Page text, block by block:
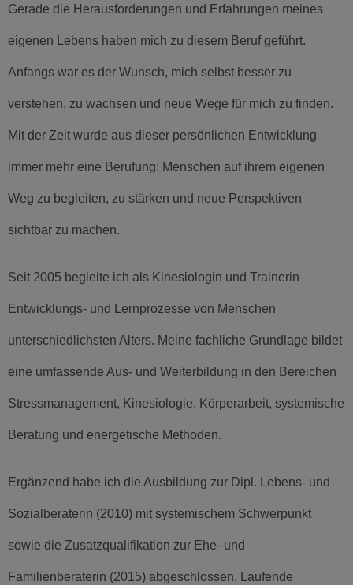
Gerade die Herausforderungen und Erfahrungen meines
eigenen Lebens haben mich zu diesem Beruf geführt.
Anfangs war es der Wunsch, mich selbst besser zu
verstehen, zu wachsen und neue Wege für mich zu finden.
Mit der Zeit wurde aus dieser persönlichen Entwicklung
immer mehr eine Berufung: Menschen auf ihrem eigenen
Weg zu begleiten, zu stärken und neue Perspektiven
sichtbar zu machen.
Seit 2005 begleite ich als Kinesiologin und Trainerin
Entwicklungs- und Lernprozesse von Menschen
unterschiedlichsten Alters. Meine fachliche Grundlage bildet
eine umfassende Aus- und Weiterbildung in den Bereichen
Stressmanagement, Kinesiologie, Körperarbeit, systemische
Beratung und energetische Methoden.
Ergänzend habe ich die Ausbildung zur Dipl. Lebens- und
Sozialberaterin (2010) mit systemischem Schwerpunkt
sowie die Zusatzqualifikation zur Ehe- und
Familienberaterin (2015) abgeschlossen. Laufende